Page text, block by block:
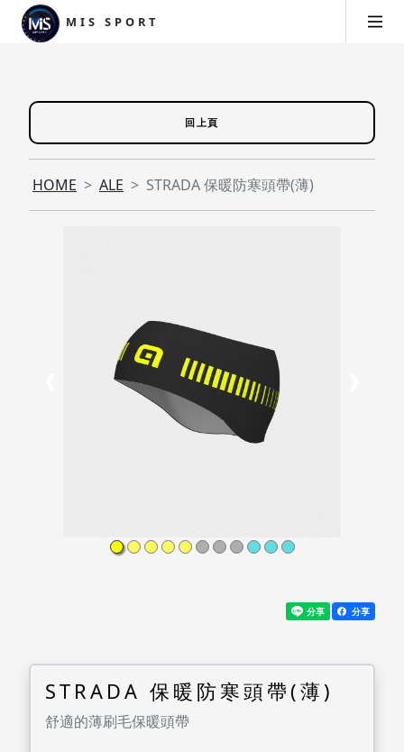
MIS SPORT
回上頁
HOME ALE STRADA 保暖防寒頭帶(薄)
分享
STRADA 保暖防寒頭帶(薄)
舒適的薄刷毛保暖頭帶